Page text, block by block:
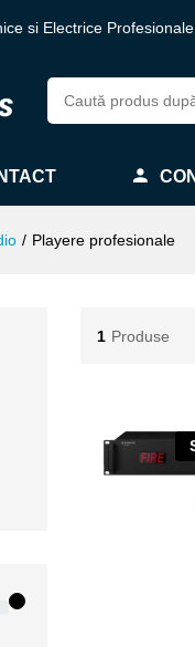
si Electrice
/ Playere profesionale
1 Produse